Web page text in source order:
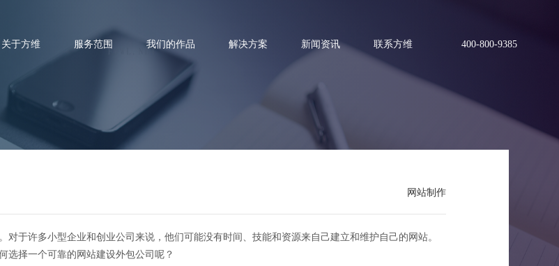
关于方维 服务范围 我们的作品 解决方案 新闻资讯 联系方维 400-800-9385
包的注意事项，这样更可靠！ 网站制作
于许多小型企业和创业公司来说，他们可能没有时间、技能和资源来自己建立和维护自己的网站。
选择一个可靠的网站建设外包公司呢？